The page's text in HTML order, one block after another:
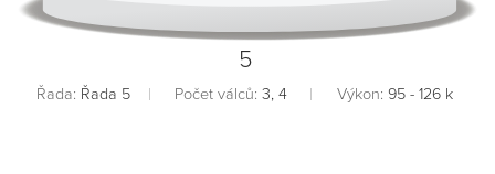
5
Řada: Řada 5 Počet válců: 3, 4 Výkon: 95 - 126 k